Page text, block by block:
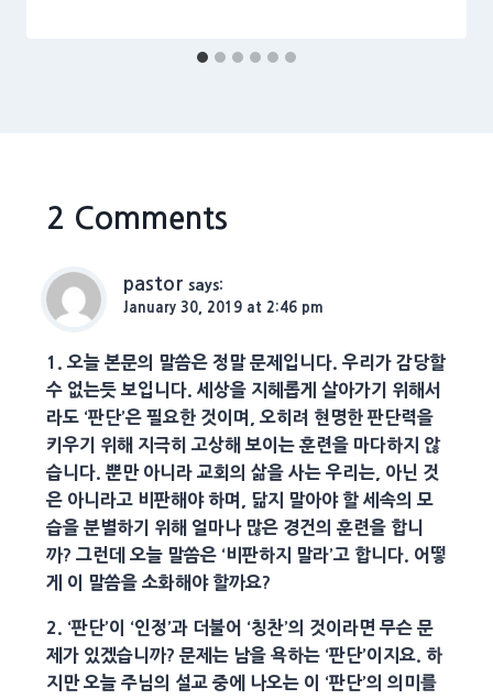
2 Comments
pastor says:
January 30, 2019 at 2:46 pm
1. 오늘 본문의 말씀은 정말 문제입니다. 우리가 감당할
수 없는듯 보입니다. 세상을 지헤롭게 살아가기 위해서
라도 ‘판단’은 필요한 것이며, 오히려 현명한 판단력을
키우기 위해 지극히 고상해 보이는 훈련을 마다하지 않
습니다. 뿐만 아니라 교회의 삶을 사는 우리는, 아닌 것
은 아니라고 비판해야 하며, 닮지 말아야 할 세속의 모
습을 분별하기 위해 얼마나 많은 경건의 훈련을 합니
까? 그런데 오늘 말씀은 ‘비판하지 말라’고 합니다. 어떻
게 이 말씀을 소화해야 할까요?
2. ‘판단’이 ‘인정’과 더불어 ‘칭찬’의 것이라면 무슨 문
제가 있겠습니까? 문제는 남을 욕하는 ‘판단’이지요. 하
지만 오늘 주님의 설교 중에 나오는 이 ‘판단’의 의미를